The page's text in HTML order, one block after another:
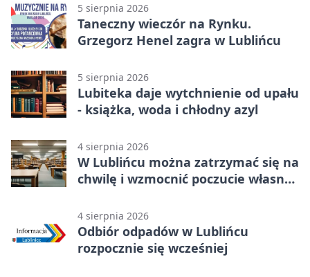
5 sierpnia 2026
Taneczny wieczór na Rynku.
Grzegorz Henel zagra w Lublińcu
5 sierpnia 2026
Lubiteka daje wytchnienie od upału
- książka, woda i chłodny azyl
4 sierpnia 2026
W Lublińcu można zatrzymać się na
chwilę i wzmocnić poczucie własnej
4 sierpnia 2026
Odbiór odpadów w Lublińcu
rozpocznie się wcześniej